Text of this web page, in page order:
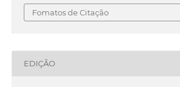
Fomatos de Citação
EDIÇÃO